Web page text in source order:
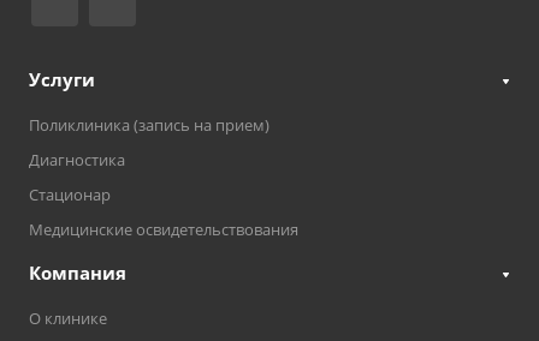
Услуги
Поликлиника (запись на прием)
Диагностика
Стационар
Медицинские освидетельствования
Компания
О клинике